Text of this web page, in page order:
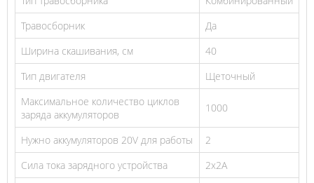
Травосборник
Да
Ширина скашивания, см
40
Тип двигателя
Щеточный
Максимальное количество циклов
заряда аккумуляторов
1000
Нужно аккумуляторов 20V для работы
2
Сила тока зарядного устройства
2х2А